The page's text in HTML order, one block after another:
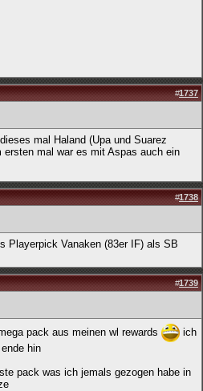
#1737
mal Haland (Upa und Suarez
ersten mal war es mit Aspas auch ein
#1738
Playerpick Vanaken (83er IF) als SB
#1739
pack aus meinen wl rewards
ich
hin
pack was ich jemals gezogen habe in